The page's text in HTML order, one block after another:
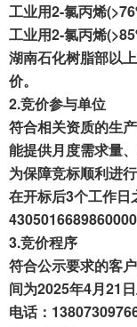
工业用2-氯丙烯
工业用2-氯丙烯
湖南石化树脂部以
价。
2.竞价参与单位
符合相关资质的生产
能提供月度需求量
为保障竞标顺利进行
在开标后3个工作日
3.竞价程序
符合公示要求的客
间为2025年4月21
电话：